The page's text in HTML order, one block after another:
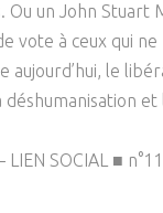
Ou un John Stuart
vote à ceux qui
aujourd’hui, le
déshumanisation
LIEN SOCIAL ■